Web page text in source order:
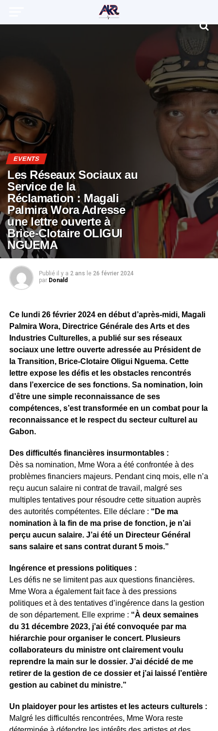
EVENTS
Les Réseaux Sociaux au
Service de la
Réclamation : Magali
Palmira Wora Adresse
une lettre ouverte à
Brice-Clotaire OLIGUI
NGUEMA
Publié il y a 2 ans le 26 février 2024
par Donald
Ce lundi 26 février 2024 en début d’après-midi, Magali
Palmira Wora, Directrice Générale des Arts et des
Industries Culturelles, a publié sur ses réseaux
sociaux une lettre ouverte adressée au Président de
la Transition, Brice-Clotaire Oligui Nguema. Cette
lettre expose les défis et les obstacles rencontrés
dans l’exercice de ses fonctions. Sa nomination, loin
d’être une simple reconnaissance de ses
compétences, s’est transformée en un combat pour la
reconnaissance et le respect du secteur culturel au
Gabon.
Des difficultés financières insurmontables :
Dès sa nomination, Mme Wora a été confrontée à des
problèmes financiers majeurs. Pendant cinq mois, elle n’a
reçu aucun salaire ni contrat de travail, malgré ses
multiples tentatives pour résoudre cette situation auprès
des autorités compétentes. Elle déclare : “De ma
nomination à la fin de ma prise de fonction, je n’ai
perçu aucun salaire. J’ai été un Directeur Général
sans salaire et sans contrat durant 5 mois.”
Ingérence et pressions politiques :
Les défis ne se limitent pas aux questions financières.
Mme Wora a également fait face à des pressions
politiques et à des tentatives d’ingérence dans la gestion
de son département. Elle exprime : “À deux semaines
du 31 décembre 2023, j’ai été convoquée par ma
hiérarchie pour organiser le concert. Plusieurs
collaborateurs du ministre ont clairement voulu
reprendre la main sur le dossier. J’ai décidé de me
retirer de la gestion de ce dossier et j’ai laissé l’entière
gestion au cabinet du ministre.”
Un plaidoyer pour les artistes et les acteurs culturels :
Malgré les difficultés rencontrées, Mme Wora reste